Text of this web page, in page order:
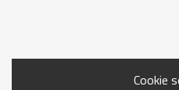
Cookie